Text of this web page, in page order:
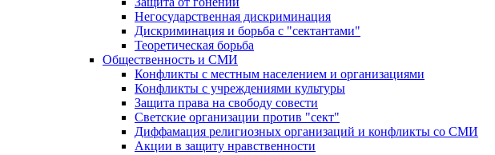
Негосударственная дискриминация
Дискриминация и борьба с "сектантами"
Теоретическая борьба
Общественность и СМИ
Конфликты с местным населением и организациями
Конфликты с учреждениями культуры
Защита права на свободу совести
Светские организации против "сект"
Диффамация религиозных организаций и конфликты со СМИ
Акции в защиту нравственности